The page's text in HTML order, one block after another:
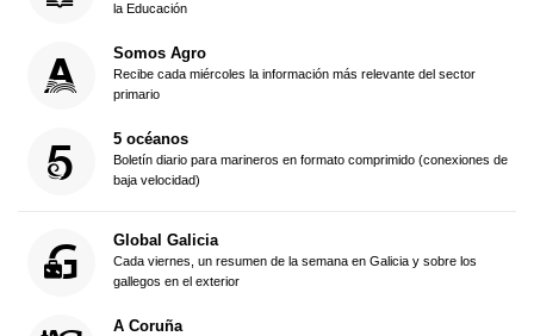
la Educación
Somos Agro
Recibe cada miércoles la información más relevante del sector
primario
5 océanos
Boletín diario para marineros en formato comprimido (conexiones de
baja velocidad)
Global Galicia
Cada viernes, un resumen de la semana en Galicia y sobre los
gallegos en el exterior
A Coruña